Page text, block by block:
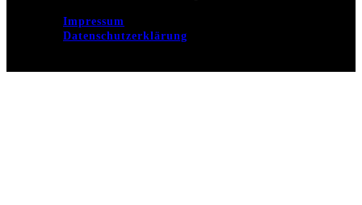
Impressum
Datenschutzerklärung